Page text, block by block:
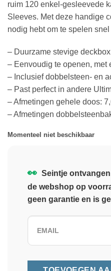
ruim 120 enkel-gesleevede
Sleeves. Met deze handige
nodig hebt om te spelen
– Duurzame stevige
– Eenvoudig te openen, met
– Inclusief dobbelsteen- en
– Past perfect in andere
– Afmetingen gehele doos:
– Afmetingen
Momenteel niet beschikbaar
👀 Seintje
de webshop op
geen garantie en is